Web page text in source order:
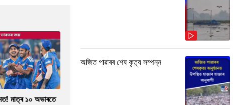
মাত্ৰ ১০ অভাৰতে
অজিত পাৱাৰৰ শেষ কৃত্য সম্পন্ন